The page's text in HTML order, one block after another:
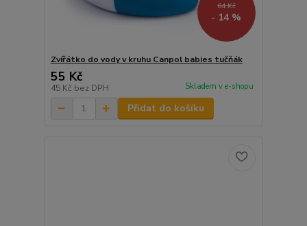
64 Kč
- 14 %
Zvířátko do vody v kruhu Canpol babies tučňák
55 Kč
45 Kč bez DPH Skladem v e-shopu
Přidat do košíku